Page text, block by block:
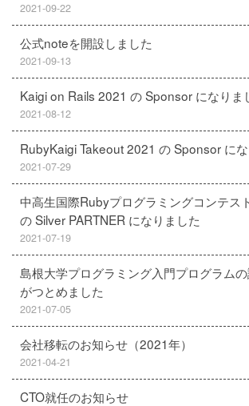
2021-09-22
公式noteを開設しました
2021-09-13
Kaigi on Rails 2021 の Sponsor になりま
2021-08-12
RubyKaigi Takeout 2021 の Sponsor に
2021-07-29
中高生国際Rubyプログラミングコンテス
の Silver PARTNER になりました
2021-07-19
島根大学プログラミング入門プログラム
がつとめました
2021-07-05
会社移転のお知らせ（2021年）
2021-04-21
CTO就任のお知らせ